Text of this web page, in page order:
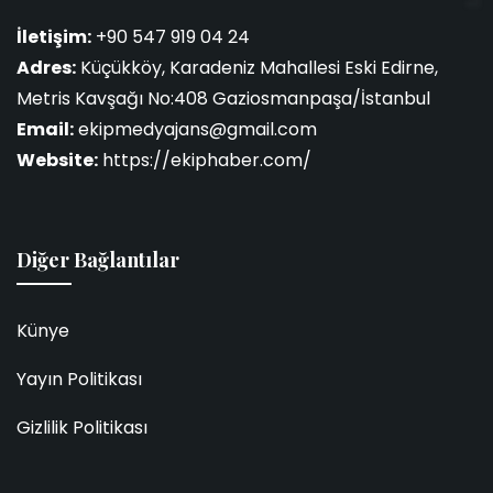
İletişim: +90 547 919 04 24
Adres: Küçükköy, Karadeniz Mahallesi Eski Edirne,
Metris Kavşağı No:408 Gaziosmanpaşa/İstanbul
Email:ekipmedyajans@gmail.com
Website: https://ekiphaber.com/
Diğer Bağlantılar
Künye
Yayın Politikası
Gizlilik Politikası